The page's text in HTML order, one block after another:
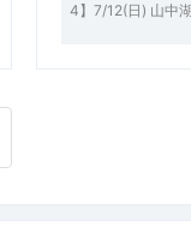
4】7/12(日) 山中